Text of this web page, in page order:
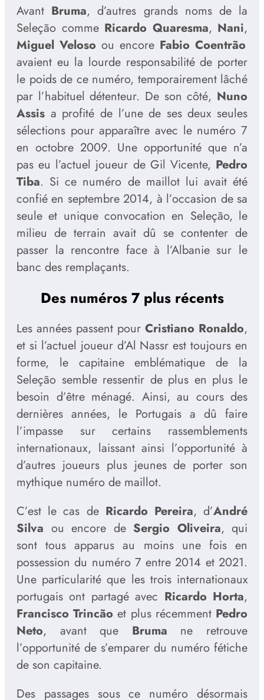
Avant Bruma, d’autres grands noms de la
Seleção commeRicardo Quaresma, Nani,
Miguel Veloso ou encore Fabio Coentrão
avaient eu la lourde responsabilité de porter
le poids de ce numéro, temporairement lâché
par l’habituel détenteur. De son côté, Nuno
Assis a profité de l’une de ses deux seules
sélections pour apparaître avec le numéro 7
en octobre 2009. Une opportunité que n’a
pas eu l’actuel joueur de Gil Vicente, Pedro
Tiba. Si ce numéro de maillot lui avait été
confié en septembre 2014, à l’occasion de sa
seule et unique convocation en Seleção, le
milieu de terrain avait dû se contenter de
passer la rencontre face à l’Albanie sur le
banc des remplaçants.
Des numéros 7 plus récents
Les années passent pour Cristiano Ronaldo,
et si l’actuel joueur d’Al Nassr est toujours en
forme, le capitaine emblématique de la
Seleção semble ressentir de plus en plus le
besoin d’être ménagé. Ainsi, au cours des
dernières années, le Portugais a dû faire
l’impasse sur certains rassemblements
internationaux, laissant ainsi l’opportunité à
d’autres joueurs plus jeunes de porter son
mythique numéro de maillot.
C’est le cas de Ricardo Pereira, d’André
Silva ou encore de Sergio Oliveira, qui
sont tous apparus au moins une fois en
possession du numéro 7 entre 2014 et 2021.
Une particularité que les trois internationaux
portugais ont partagé avec Ricardo Horta,
Francisco Trincão et plus récemment Pedro
Neto, avant que Bruma ne retrouve
l’opportunité de s’emparer du numéro fétiche
de son capitaine.
Des passages sous ce numéro désormais